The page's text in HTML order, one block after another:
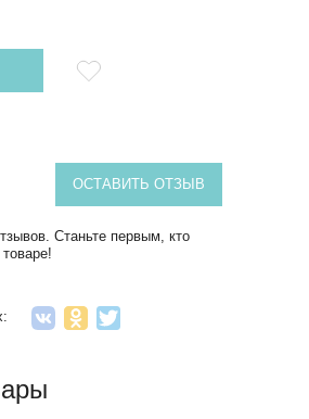
ОСТАВИТЬ ОТЗЫВ
Станьте первым, кто